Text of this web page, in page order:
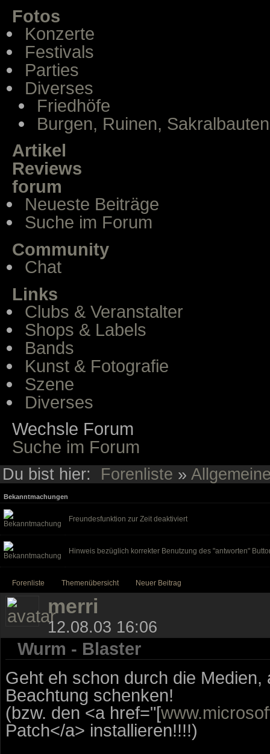
Fotos
Konzerte
Festivals
Parties
Diverses
Friedhöfe
Burgen, Ruinen, Sakralbauten
Artikel
Reviews
forum
Neueste Beiträge
Suche im Forum
Community
Chat
Links
Clubs & Veranstalter
Shops & Labels
Bands
Kunst & Fotografie
Szene
Diverses
Wechsle Forum
Suche im Forum
Du bist hier: Forenliste »
Bekanntmachungen
Freundesfunktion zur Zeit deaktiviert
Hinweis bezüglich korrekter Benutzung des "antworten"
Forenliste Themenübersicht Neuer Beitrag
merri
12.08.03 16:06
Wurm - Blaster
Geht eh schon durch die
Beachtung schenken!
(bzw. den <a href="[
Patch</a> installieren!!!!)